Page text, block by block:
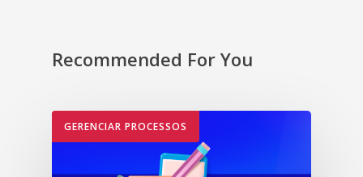
Recommended For You
GERENCIAR PROCESSOS